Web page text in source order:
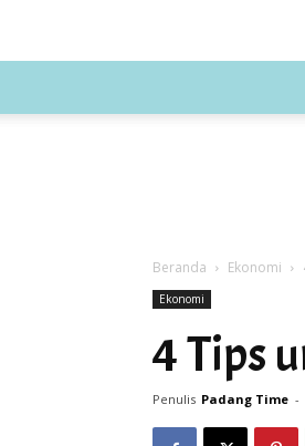
Beranda Ekonomi
Ekonomi
4 Tips
Penulis Padang Time -